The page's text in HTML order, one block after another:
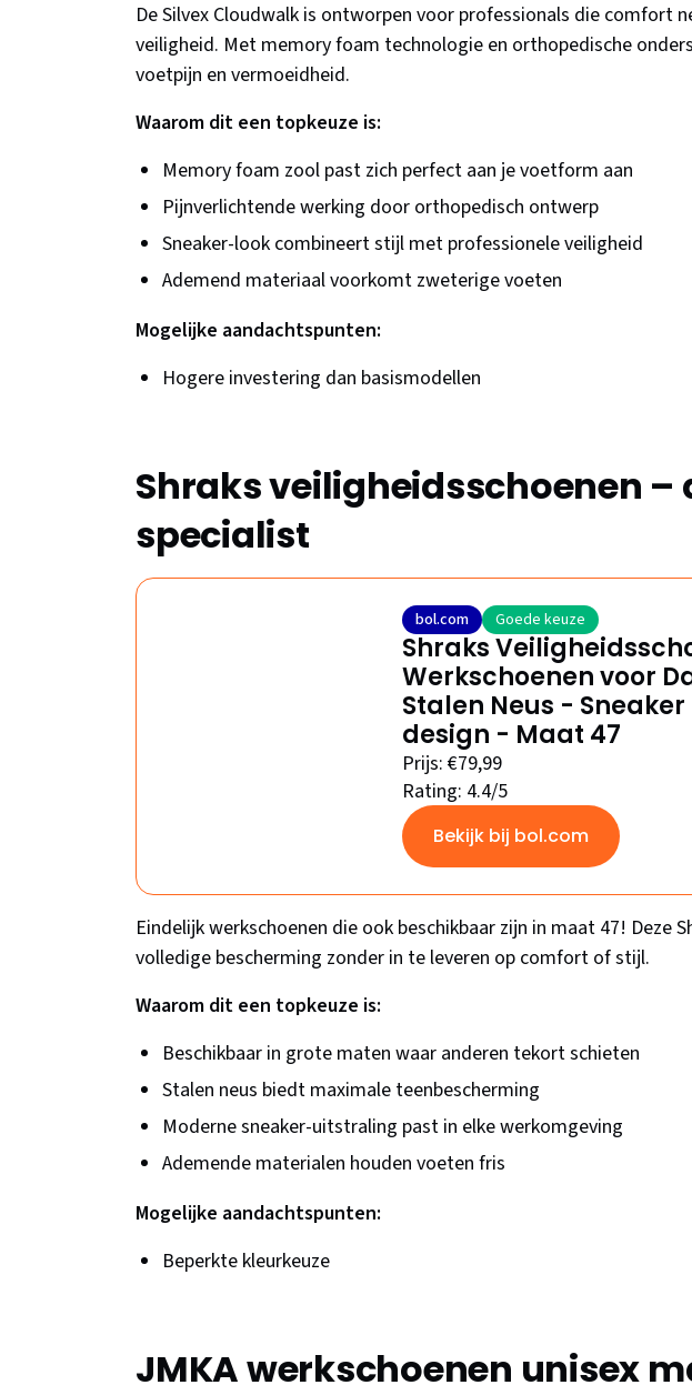
De Silvex Cloudwalk is ontworpen voor professionals die comfort
veiligheid. Met memory foam technologie en orthopedische
voetpijn en vermoeidheid.
Waarom dit een topkeuze is:
Memory foam zool past zich perfect aan je voetform aan
Pijnverlichtende werking door orthopedisch ontwerp
Sneaker-look combineert stijl met professionele veiligheid
Ademend materiaal voorkomt zweterige voeten
Mogelijke aandachtspunten:
Hogere investering dan basismodellen
Shraks veiligheidsschoenen –
specialist
bol.com Goede keuze
Shraks
Werkschoenen voor
Stalen Neus -
design - Maat 47
Prijs: €79,99
Rating: 4.4/5
Bekijk bij bol.com
Eindelijk werkschoenen die ook beschikbaar zijn in maat 47! Deze
volledige bescherming zonder in te leveren op comfort of stijl.
Waarom dit een topkeuze is:
Beschikbaar in grote maten waar anderen tekort schieten
Stalen neus biedt maximale teenbescherming
Moderne sneaker-uitstraling past in elke werkomgeving
Ademende materialen houden voeten fris
Mogelijke aandachtspunten:
Beperkte kleurkeuze
JMKA werkschoenen unisex